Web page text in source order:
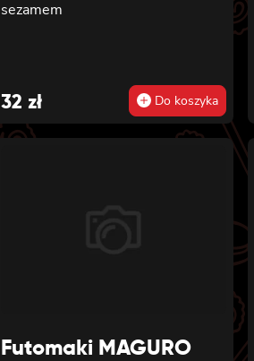
sezamem
32 zł Do koszyka
Futomaki MAGURO